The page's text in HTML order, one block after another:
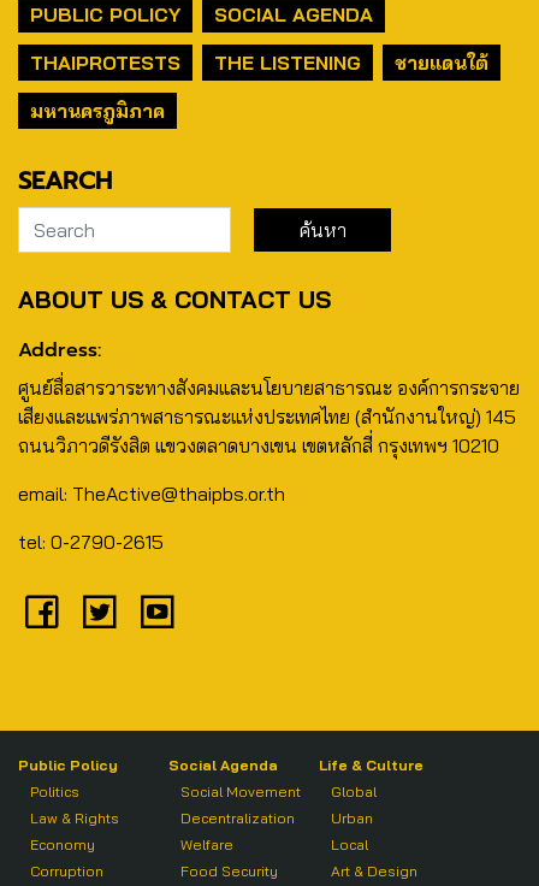
PUBLIC POLICY
SOCIAL AGENDA
THAIPROTESTS
THE LISTENING
ชายแดนใต้
มหานครภูมิภาค
SEARCH
ABOUT US & CONTACT US
Address:
ศูนย์สื่อสารวาระทางสังคมและนโยบายสาธารณะ องค์การกระจาย
เสียงและแพร่ภาพสาธารณะแห่งประเทศไทย (สำนักงานใหญ่) 145
ถนนวิภาวดีรังสิต แขวงตลาดบางเขน เขตหลักสี่ กรุงเทพฯ 10210
email: TheActive@thaipbs.or.th
tel: 0-2790-2615
Public Policy
Politics
Law & Rights
Economy
Corruption
Social Agenda
Social Movement
Decentralization
Welfare
Food Security
Life & Culture
Global
Urban
Local
Art & Design